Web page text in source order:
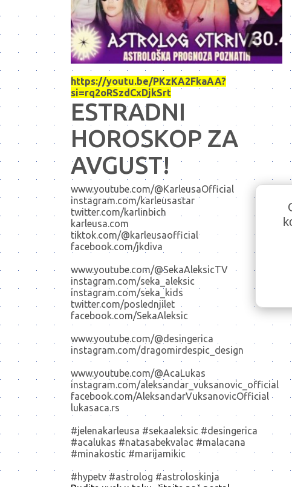
https://youtu.be/PKzKA2FkaAA?
si=rq2oRSzdCxDjkSrt
ESTRADNI
HOROSKOP ZA
AVGUST!
www.youtube.com/@KarleusaOfficial
instagram.com/karleusastar
twitter.com/karlinbich
karleusa.com
tiktok.com/@karleusaofficial
facebook.com/jkdiva
www.youtube.com/@SekaAleksicTV
instagram.com/seka_aleksic
instagram.com/seka_kids
twitter.com/poslednjilet
facebook.com/SekaAleksic
www.youtube.com/@desingerica
instagram.com/dragomirdespic_design
www.youtube.com/@AcaLukas
instagram.com/aleksandar_vuksanovic_official
facebook.com/AleksandarVuksanovicOfficial
lukasaca.rs
#jelenakarleusa #sekaaleksic #desingerica
#acalukas #natasabekvalac #malacana
#minakostic #marijamikic
#hypetv #astrolog #astroloskinja